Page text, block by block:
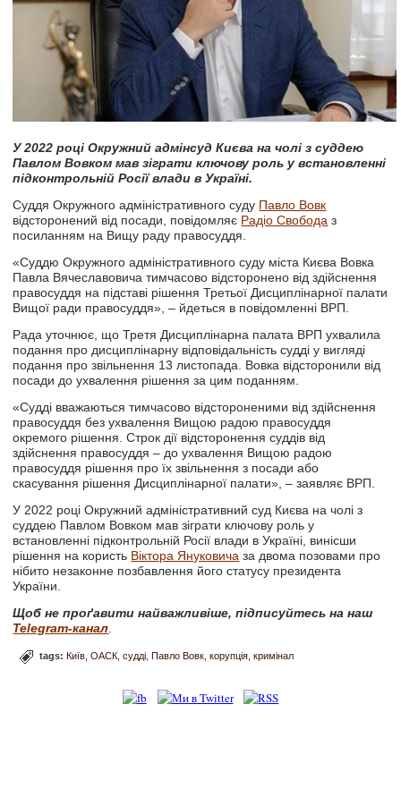
У 2022 році Окружний адмінсуд Києва на чолі з суддею
Павлом Вовком мав зіграти ключову роль у встановленні
підконтрольній Росії влади в Україні.
Суддя Окружного адміністративного суду Павло Вовк
відсторонений від посади, повідомляє Радіо Свобода з
посиланням на Вищу раду правосуддя.
«Суддю Окружного адміністративного суду міста Києва Вовка
Павла Вячеславовича тимчасово відсторонено від здійснення
правосуддя на підставі рішення Третьої Дисциплінарної палати
Вищої ради правосуддя», – йдеться в повідомленні ВРП.
Рада уточнює, що Третя Дисциплінарна палата ВРП ухвалила
подання про дисциплінарну відповідальність судді у вигляді
подання про звільнення 13 листопада. Вовка відсторонили від
посади до ухвалення рішення за цим поданням.
«Судді вважаються тимчасово відстороненими від здійснення
правосуддя без ухвалення Вищою радою правосуддя
окремого рішення. Строк дії відсторонення суддів від
здійснення правосуддя – до ухвалення Вищою радою
правосуддя рішення про їх звільнення з посади або
скасування рішення Дисциплінарної палати», – заявляє ВРП.
У 2022 році Окружний адміністративний суд Києва на чолі з
суддею Павлом Вовком мав зіграти ключову роль у
встановленні підконтрольній Росії влади в Україні, винісши
рішення на користь Віктора Януковича за двома позовами про
нібито незаконне позбавлення його статусу президента
України.
Щоб не проґавити найважливіше, підписуйтесь на наш
Telegram-канал
tags:Київ ОАСК судді Павло Вовк корупція кримінал